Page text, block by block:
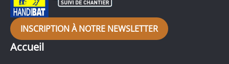
Accueil
INSCRIPTION À NOTRE NEWSLETTER